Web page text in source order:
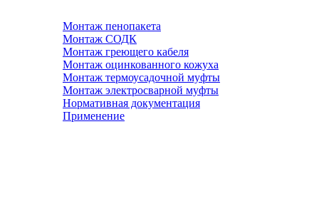
Монтаж пенопакета
Монтаж СОДК
Монтаж греющего кабеля
Монтаж оцинкованного кожуха
Монтаж термоусадочной муфты
Монтаж электросварной муфты
Нормативная документация
Применение